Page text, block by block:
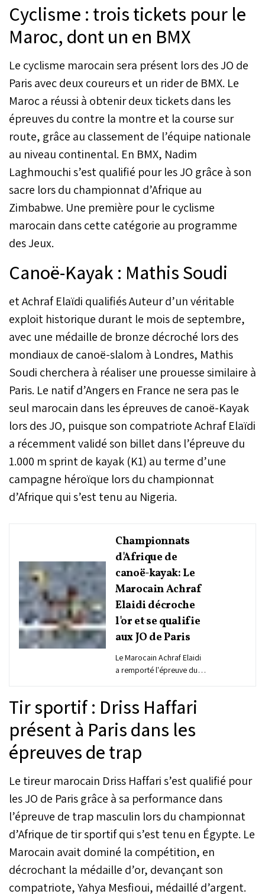
Cyclisme : trois tickets pour le
Maroc, dont un en BMX
Le cyclisme marocain sera présent lors des JO de
Paris avec deux coureurs et un rider de BMX. Le
Maroc a réussi à obtenir deux tickets dans les
épreuves du contre la montre et la course sur
route, grâce au classement de l’équipe nationale
au niveau continental. En BMX, Nadim
Laghmouchi s’est qualifié pour les JO grâce à son
sacre lors du championnat d’Afrique au
Zimbabwe. Une première pour le cyclisme
marocain dans cette catégorie au programme
des Jeux.
Canoë-Kayak : Mathis Soudi
et Achraf Elaïdi qualifiés Auteur d’un véritable
exploit historique durant le mois de septembre,
avec une médaille de bronze décroché lors des
mondiaux de canoë-slalom à Londres, Mathis
Soudi cherchera à réaliser une prouesse similaire à
Paris. Le natif d’Angers en France ne sera pas le
seul marocain dans les épreuves de canoë-Kayak
lors des JO, puisque son compatriote Achraf Elaïdi
a récemment validé son billet dans l’épreuve du
1.000 m sprint de kayak (K1) au terme d’une
campagne héroïque lors du championnat
d’Afrique qui s’est tenu au Nigeria.
Championnats
d'Afrique de
canoë-kayak: Le
Marocain Achraf
Elaidi décroche
l'or et se qualifie
aux JO de Paris
Le Marocain Achraf Elaidi
a remporté l'épreuve du
9es championnats
ligne de canoë-kayak qui
novembre au lac Jabu à
Tir sportif : Driss Haffari
présent à Paris dans les
épreuves de trap
Le tireur marocain Driss Haffari s’est qualifié pour
les JO de Paris grâce à sa performance dans
l’épreuve de trap masculin lors du championnat
d’Afrique de tir sportif qui s’est tenu en Égypte. Le
Marocain avait dominé la compétition, en
décrochant la médaille d’or, devançant son
compatriote, Yahya Mesfioui, médaillé d’argent.